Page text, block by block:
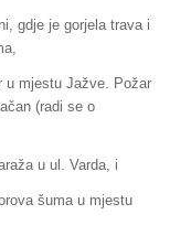
gdje je gorjela trava i
u mjestu Jažve. Požar
(radi se o
u ul. Varda, i
šuma u mjestu